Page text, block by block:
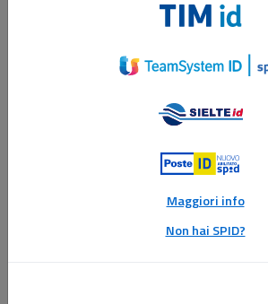
Tim
ID
TeamSystem
ID
Sielte
ID
Poste
ID
Maggiori info
Non hai SPID?